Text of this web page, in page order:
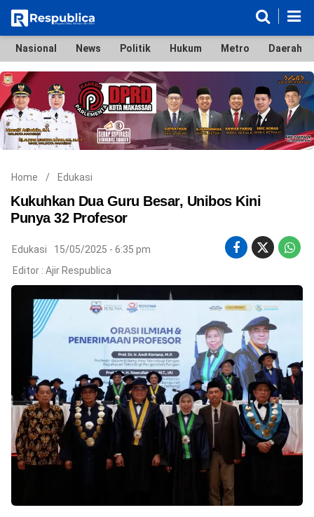
Nasional
News
Politik
Hukum
Metro
Daerah
Ekonomi & Bisnis
Lifestyle
Otomotif
Bola & Sport
Edukasi
Tokoh
Hiburan
©
Copyright
2026
Respublica
.
Right
Reserved
Nasional News Politik Hukum Metro Daerah
Home / Edukasi
Kukuhkan Dua Guru Besar, Unibos Kini
Punya 32 Profesor
Edukasi
15/05/2025 - 6:35 pm
Editor : Ajir Respublica